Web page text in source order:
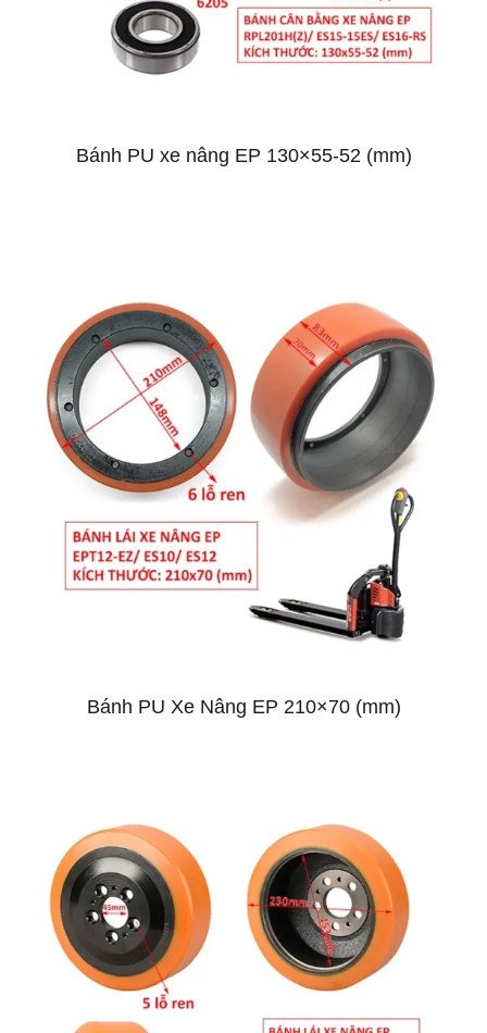
Bánh PU xe nâng EP 130×55-52 (mm)
Bánh PU Xe Nâng EP 210×70 (mm)